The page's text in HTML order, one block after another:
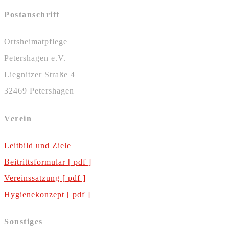
Postanschrift
Ortsheimatpflege
Petershagen e.V.
Liegnitzer Straße 4
32469 Petershagen
Verein
Leitbild und Ziele
Beitrittsformular [ pdf ]
Vereinssatzung [ pdf ]
Hygienekonzept [ pdf ]
Sonstiges